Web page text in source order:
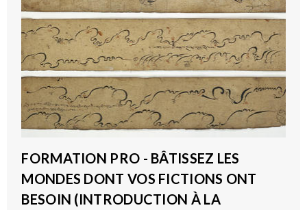
FORMATION PRO - BÂTISSEZ LES
MONDES DONT VOS FICTIONS ONT
BESOIN (INTRODUCTION À LA